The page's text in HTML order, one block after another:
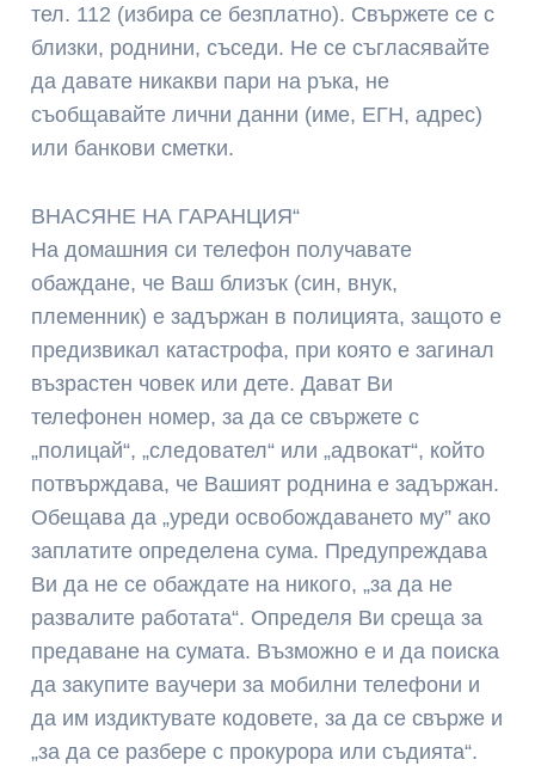
тел. 112 (избира се безплатно). Свържете се с
близки, роднини, съседи. Не се съгласявайте
да давате никакви пари на ръка, не
съобщавайте лични данни (име, ЕГН, адрес)
или банкови сметки.
ВНАСЯНЕ НА ГАРАНЦИЯ“
На домашния си телефон получавате
обаждане, че Ваш близък (син, внук,
племенник) е задържан в полицията, защото е
предизвикал катастрофа, при която е загинал
възрастен човек или дете. Дават Ви
телефонен номер, за да се свържете с
„полицай“, „следовател“ или „адвокат“, който
потвърждава, че Вашият роднина е задържан.
Обещава да „уреди освобождаването му” ако
заплатите определена сума. Предупреждава
Ви да не се обаждате на никого, „за да не
развалите работата“. Определя Ви среща за
предаване на сумата. Възможно е и да поиска
да закупите ваучери за мобилни телефони и
да им издиктувате кодовете, за да се свърже и
„за да се разбере с прокурора или съдията“.